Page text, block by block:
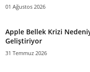
01 Ağustos 2026
Apple Bellek Krizi
Geliştiriyor
31 Temmuz 2026